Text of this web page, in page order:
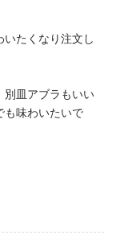
たくなり注文し
別皿アブラもいい
も味わいたいで